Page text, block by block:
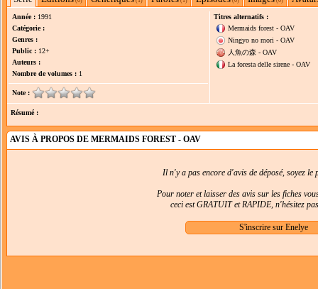
Année : 1991
Catégorie :
Genres :
Public : 12+
Auteurs :
Nombre de volumes : 1
Note :
Titres alternatifs :
Mermaids forest - OAV
Ningyo no mori - OAV
人魚の森 - OAV
La foresta delle sirene - OAV
Résumé :
AVIS À PROPOS DE MERMAIDS FOREST - OAV
Il n'y a pas encore d'avis de déposé, soyez
Pour noter et laisser des avis sur les fiches
ceci est GRATUIT et RAPIDE, n'hésitez